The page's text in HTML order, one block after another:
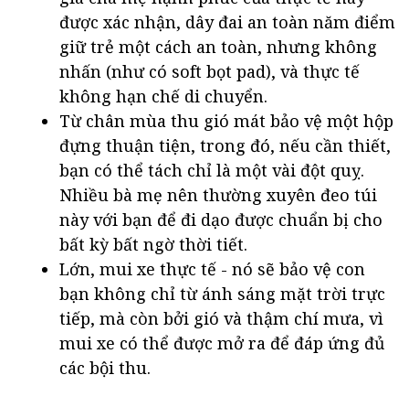
được xác nhận, dây đai an toàn năm điểm
giữ trẻ một cách an toàn, nhưng không
nhấn (như có soft bọt pad), và thực tế
không hạn chế di chuyển.
Từ chân mùa thu gió mát bảo vệ một hộp
đựng thuận tiện, trong đó, nếu cần thiết,
bạn có thể tách chỉ là một vài đột quỵ.
Nhiều bà mẹ nên thường xuyên đeo túi
này với bạn để đi dạo được chuẩn bị cho
bất kỳ bất ngờ thời tiết.
Lớn, mui xe thực tế - nó sẽ bảo vệ con
bạn không chỉ từ ánh sáng mặt trời trực
tiếp, mà còn bởi gió và thậm chí mưa, vì
mui xe có thể được mở ra để đáp ứng đủ
các bội thu.